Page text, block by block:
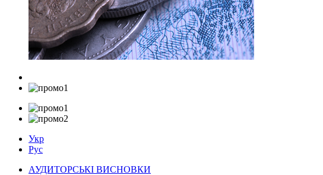
Укр
Рус
АУДИТОРСЬКІ ВИСНОВКИ